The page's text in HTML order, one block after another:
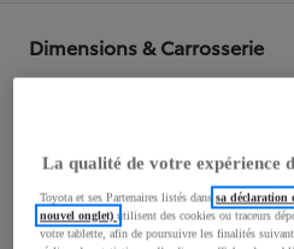
Dimensions & Carrosserie
La qualité de votre expérience
Toyota et ses Partenaires listés danssa déclaration
nouvel onglet)utilisent des cookies ou traceurs
votre tablette, afin de poursuivre les finalités